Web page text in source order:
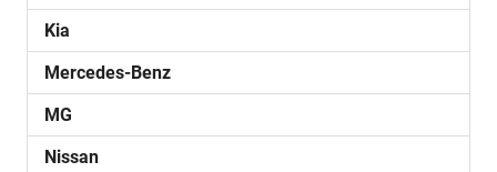
Kia
Mercedes-Benz
MG
Nissan